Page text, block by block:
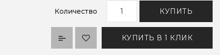
Количество КУПИТЬ
КУПИТЬ В 1 КЛИК